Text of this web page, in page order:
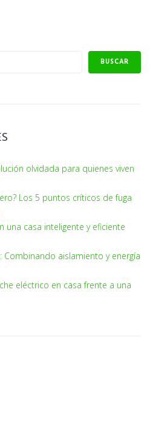
BUSCAR
olvidada para quienes viven
Los 5 puntos críticos de fuga
una casa inteligente y eficiente
Combinando aislamiento y energía
eléctrico en casa frente a una